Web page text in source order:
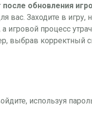
обновления
вас. Заходите в игру,
игровой процесс
выбрав корректный
используя